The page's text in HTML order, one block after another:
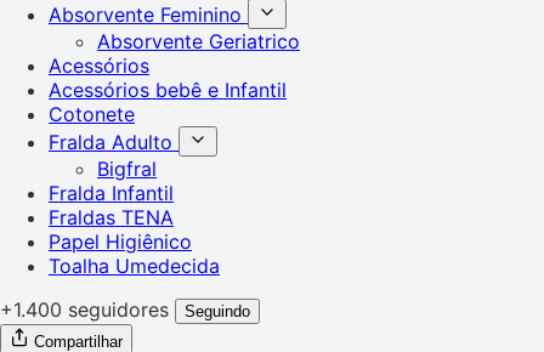
Absorvente Feminino
Absorvente Geriatrico
Acessórios
Acessórios bebê e Infantil
Cotonete
Fralda Adulto
Bigfral
Fralda Infantil
Fraldas TENA
Papel Higiênico
Toalha Umedecida
+1.400 seguidores
Seguindo
Compartilhar